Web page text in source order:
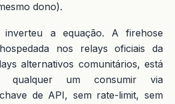
dono).
a equação. A firehose
nos relays oficiais da
alternativos comunitários, está
qualquer um consumir via
de API, sem rate-limit, sem